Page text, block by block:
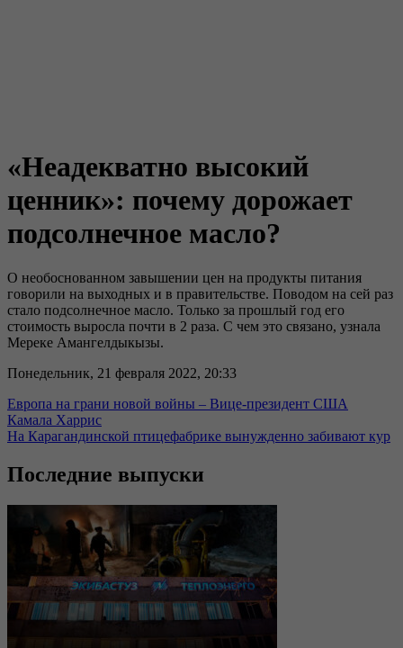
«Неадекватно высокий
ценник»: почему дорожает
подсолнечное масло?
О необоснованном завышении цен на продукты питания
говорили на выходных и в правительстве. Поводом на сей раз
стало подсолнечное масло. Только за прошлый год его
стоимость выросла почти в 2 раза. С чем это связано, узнала
Мереке Амангелдыкызы.
Понедельник, 21 февраля 2022, 20:33
Европа на грани новой войны – Вице-президент США
Камала Харрис
На Карагандинской птицефабрике вынужденно забивают кур
Последние выпуски